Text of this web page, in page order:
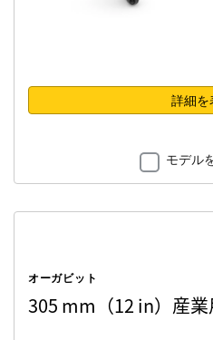
詳細を
モデル
オーガビット
305 mm（12 in）産業